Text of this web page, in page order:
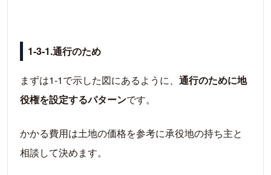
1-3-1.通行のため
まずは1-1で示した図にあるように、 通行のために地
役権を設定するパターンです。
かかる費用は土地の価格を参考に承役地の持ち主と
相談して決めます。